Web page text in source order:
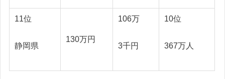
11位
静岡県
130万円
106万
3千円
10位
367万人